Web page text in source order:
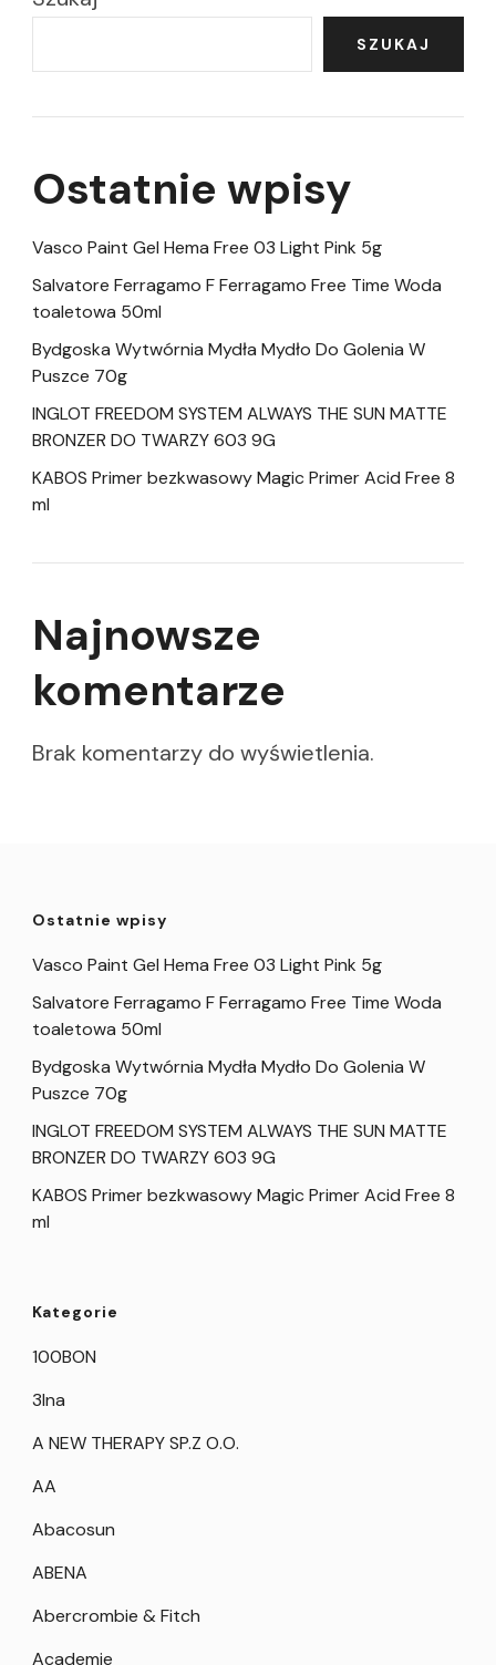
SZUKAJ
Ostatnie wpisy
Vasco Paint Gel Hema Free 03 Light Pink 5g
Salvatore Ferragamo F Ferragamo Free Time Woda
toaletowa 50ml
Bydgoska Wytwórnia Mydła Mydło Do Golenia W
Puszce 70g
INGLOT FREEDOM SYSTEM ALWAYS THE SUN MATTE
BRONZER DO TWARZY 603 9G
KABOS Primer bezkwasowy Magic Primer Acid Free 8
ml
Najnowsze
komentarze
Brak komentarzy do wyświetlenia.
Ostatnie wpisy
Vasco Paint Gel Hema Free 03 Light Pink 5g
Salvatore Ferragamo F Ferragamo Free Time Woda
toaletowa 50ml
Bydgoska Wytwórnia Mydła Mydło Do Golenia W
Puszce 70g
INGLOT FREEDOM SYSTEM ALWAYS THE SUN MATTE
BRONZER DO TWARZY 603 9G
KABOS Primer bezkwasowy Magic Primer Acid Free 8
ml
Kategorie
100BON
3Ina
A NEW THERAPY SP.Z O.O.
AA
Abacosun
ABENA
Abercrombie & Fitch
Academie